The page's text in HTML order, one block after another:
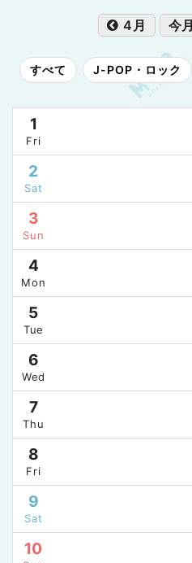
4月 今月
すべて J-POP・ロック
1
Fri
2
Sat
3
Sun
4
Mon
5
Tue
6
Wed
7
Thu
8
Fri
9
Sat
10